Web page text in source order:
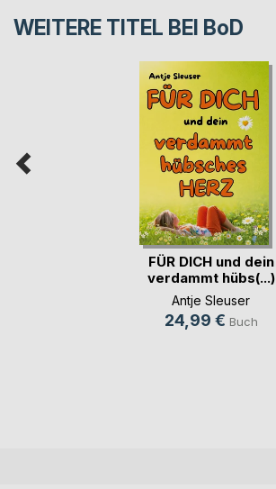
WEITERE TITEL BEI BoD
FÜR DICH und dein
verdammt hübs(...)
Antje Sleuser
24,99 € Buch